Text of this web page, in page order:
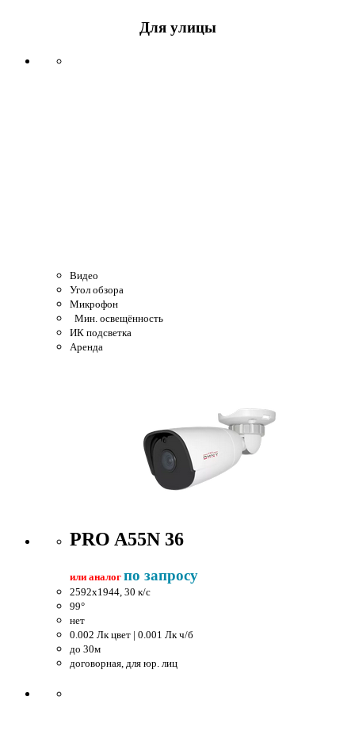
Для улицы
Видео
Угол обзора
Микрофон
Мин. освещённость
ИК подсветка
Аренда
PRO A55N 36
или аналог по запросу
2592x1944, 30 к/c
99°
нет
0.002 Лк цвет | 0.001 Лк ч/б
до 30м
договорная, для юр. лиц